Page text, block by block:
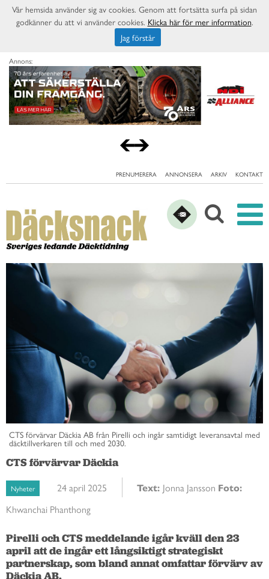
Annons:
PRENUMERERA ANNONSERA ARKIV KONTAKT
CTS förvärvar Däckia AB från Pirelli och ingår samtidigt leveransavtal med
däcktillverkaren till och med 2030.
CTS förvärvar Däckia
Nyheter 24 april 2025 Text: Jonna Jansson Foto:
Khwanchai Phanthong
Pirelli och CTS meddelande igår kväll den 23
april att de ingår ett långsiktigt strategiskt
partnerskap, som bland annat omfattar förvärv av
Däckia AB.
Vår hemsida använder sig av cookies. Genom att fortsätta surfa på sidan
godkänner du att vi använder cookies. Klicka här för mer information.
Jag förstår